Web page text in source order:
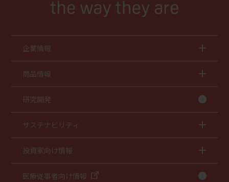
企業情報
商品情報
研究開発
サステナビリティ
投資家向け情報
医療従事者向け情報